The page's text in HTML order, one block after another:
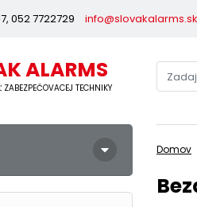
052 7722729 info@slovakalarms.sk
ALARMS
ZABEZPEČOVACEJ TECHNIKY
Domov